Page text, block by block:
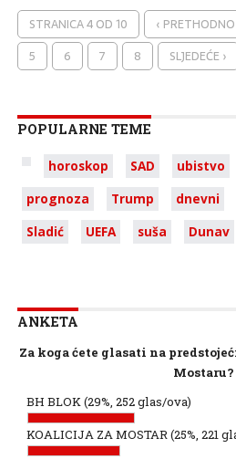
STRANICA 4 OD 10 ‹ PRETHODNO
5
6 7 8 SLJEDEĆE ›
POPULARNE TEME
horoskop SAD ubistvo
prognoza
Trump dnevni
Sladić
UEFA suša Dunav
ANKETA
Za koga ćete glasati na
Mostaru?
BH BLOK(29%, 252 glas/ova)
KOALICIJA ZA MOSTAR(25%, 221